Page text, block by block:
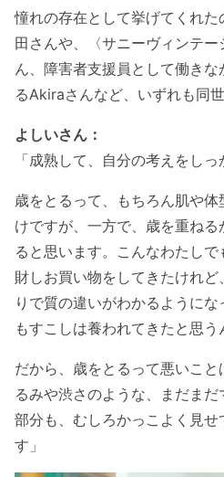
憧れの存在として挙げてくれ
田さんや、〈サニーヴィンテ
ん、障害者支援員として働き
るAkiraさんなど、いずれも同
よしいさん：
「成熟して、自分の考えをしっ
歳をとるって、もちろん肌や
けですが、一方で、歳を重ね
ると思います。こんなわたし
財しお買い物をしてきたけれ
りで質の違いがわかるように
もすこしは養われてきたと思う
だから、歳をとるって悪いこ
るみや渋さのような、まだま
部分も、むしろかっこよく見せ
す」